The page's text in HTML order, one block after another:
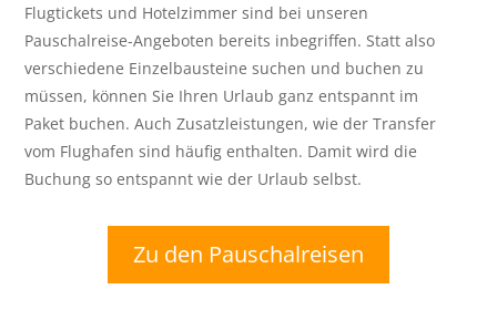
Flugtickets und Hotelzimmer sind bei unseren
Pauschalreise-Angeboten bereits inbegriffen. Statt also
verschiedene Einzelbausteine suchen und buchen zu
müssen, können Sie Ihren Urlaub ganz entspannt im
Paket buchen. Auch Zusatzleistungen, wie der Transfer
vom Flughafen sind häufig enthalten. Damit wird die
Buchung so entspannt wie der Urlaub selbst.
Zu den Pauschalreisen